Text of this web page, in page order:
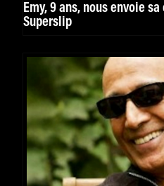
Emy, 9 ans, nous envoie
Superslip